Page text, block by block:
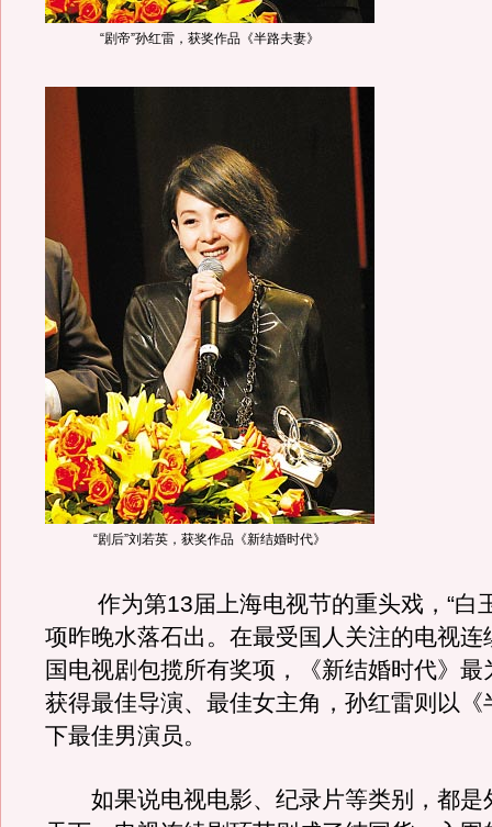
“剧帝”孙红雷，获奖作品《半路夫妻》
“剧后”刘若英，获奖作品《新结婚时代》
作为第13届上海电视节的重头戏，“白
项昨晚水落石出。在最受国人关注的电视连
国电视剧包揽所有奖项，《新结婚时代》最
获得最佳导演、最佳女主角，孙红雷则以《
下最佳男演员。
如果说电视电影、纪录片等类别，都是